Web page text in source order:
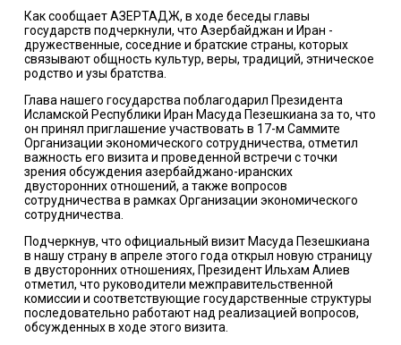
Как сообщает АЗЕРТАДЖ, в ходе беседы главы
государств подчеркнули, что Азербайджан и Иран -
дружественные, соседние и братские страны, которых
связывают общность культур, веры, традиций, этническое
родство и узы братства.
Глава нашего государства поблагодарил Президента
Исламской Республики Иран Масуда Пезешкиана за то, что
он принял приглашение участвовать в 17-м Саммите
Организации экономического сотрудничества, отметил
важность его визита и проведенной встречи с точки
зрения обсуждения азербайджано-иранских
двусторонних отношений, а также вопросов
сотрудничества в рамках Организации экономического
сотрудничества.
Подчеркнув, что официальный визит Масуда Пезешкиана
в нашу страну в апреле этого года открыл новую страницу
в двусторонних отношениях, Президент Ильхам Алиев
отметил, что руководители межправительственной
комиссии и соответствующие государственные структуры
последовательно работают над реализацией вопросов,
обсужденных в ходе этого визита.